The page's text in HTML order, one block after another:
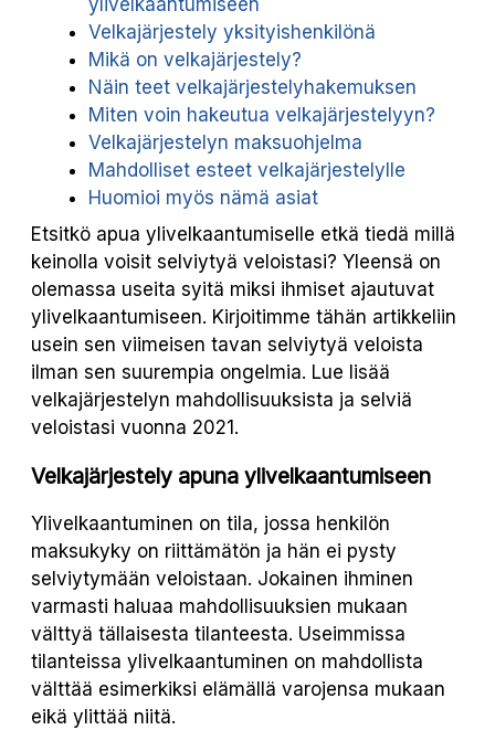
Velkajärjestely yksityishenkilönä
Mikä on velkajärjestely?
Näin teet velkajärjestelyhakemuksen
Miten voin hakeutua velkajärjestelyyn?
Velkajärjestelyn maksuohjelma
Mahdolliset esteet velkajärjestelylle
Huomioi myös nämä asiat
Etsitkö apua ylivelkaantumiselle etkä tiedä millä
keinolla voisit selviytyä veloistasi? Yleensä on
olemassa useita syitä miksi ihmiset ajautuvat
ylivelkaantumiseen. Kirjoitimme tähän artikkeliin
usein sen viimeisen tavan selviytyä veloista
ilman sen suurempia ongelmia. Lue lisää
velkajärjestelyn mahdollisuuksista ja selviä
veloistasi vuonna 2021.
Velkajärjestely apuna ylivelkaantumiseen
Ylivelkaantuminen on tila, jossa henkilön
maksukyky on riittämätön ja hän ei pysty
selviytymään veloistaan. Jokainen ihminen
varmasti haluaa mahdollisuuksien mukaan
välttyä tällaisesta tilanteesta. Useimmissa
tilanteissa ylivelkaantuminen on mahdollista
välttää esimerkiksi elämällä varojensa mukaan
eikä ylittää niitä.